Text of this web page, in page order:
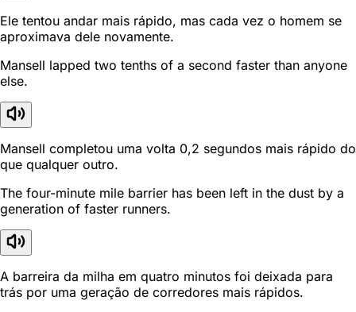
Ele tentou andar mais rápido, mas cada vez o homem se
aproximava dele novamente.
Mansell lapped two tenths of a second faster than anyone
else.
Mansell completou uma volta 0,2 segundos mais rápido do
que qualquer outro.
The four-minute mile barrier has been left in the dust by a
generation of faster runners.
A barreira da milha em quatro minutos foi deixada para
trás por uma geração de corredores mais rápidos.